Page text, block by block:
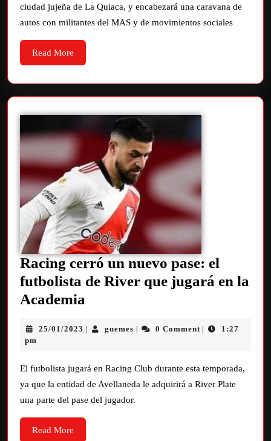
ciudad jujeña de La Quiaca, y encabezará una caravana de
autos con militantes del MAS y de movimientos sociales
Read More
Racing cerró un nuevo pase: el
futbolista de River que jugará en la
Academia
25/01/2023 | guemes | 0 Comment |
1:27
pm
El futbolista jugará en Racing Club durante esta temporada,
ya que la entidad de Avellaneda le adquirirá a River Plate
una parte del pase del jugador.
Read More